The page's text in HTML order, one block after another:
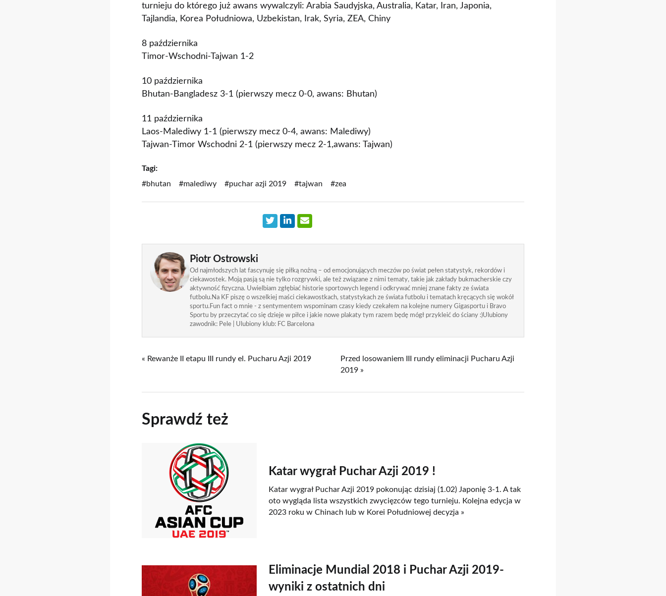
turnieju do którego już awans wywalczyli: Arabia Saudyjska, Australia, Katar, Iran, Japonia,
Tajlandia, Korea Południowa, Uzbekistan, Irak, Syria, ZEA, Chiny
8 października
Timor-Wschodni-Tajwan 1-2
10 października
Bhutan-Bangladesz 3-1 (pierwszy mecz 0-0, awans: Bhutan)
11 października
Laos-Malediwy 1-1 (pierwszy mecz 0-4, awans: Malediwy)
Tajwan-Timor Wschodni 2-1 (pierwszy mecz 2-1,awans: Tajwan)
Tagi:
#bhutan
#malediwy #puchar azji 2019 #tajwan #zea
Piotr Ostrowski
Od najmłodszych lat fascynuję się piłką nożną – od emocjonujących meczów po świat pełen statystyk, rekordów i
ciekawostek. Moją pasją są nie tylko rozgrywki, ale też związane z nimi tematy, takie jak zakłady bukmacherskie czy
aktywność fizyczna. Uwielbiam zgłębiać historie sportowych legend i odkrywać mniej znane fakty ze świata
futbolu.Na KF piszę o wszelkiej maści ciekawostkach, statystykach ze świata futbolu i tematach kręcących się wokół
sportu.Fun fact o mnie - z sentymentem wspominam czasy kiedy czekałem na kolejne numery Gigasportu i Bravo
Sportu by przeczytać co się dzieje w piłce i jakie nowe plakaty tym razem będę mógł przykleić do ściany :)Ulubiony
zawodnik: Pele | Ulubiony klub: FC Barcelona
« Rewanże II etapu III rundy el. Pucharu Azji 2019
Przed losowaniem III rundy eliminacji Pucharu Azji
2019 »
Sprawdź też
Katar wygrał Puchar Azji 2019 !
Katar wygrał Puchar Azji 2019 pokonując dzisiaj (1.02) Japonię 3-1. A tak
oto wygląda lista wszystkich zwycięzców tego turnieju. Kolejna edycja w
2023 roku w Chinach lub w Korei Południowej decyzja »
Eliminacje Mundial 2018 i Puchar Azji 2019-
wyniki z ostatnich dni